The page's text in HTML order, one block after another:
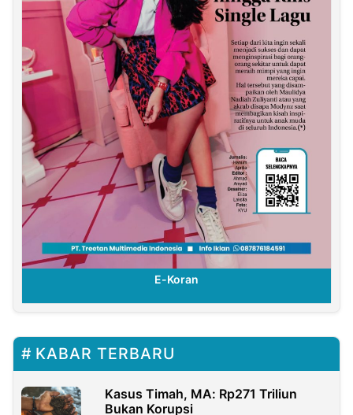
E-Koran
KABAR TERBARU
Kasus Timah, MA: Rp271 Triliun
Bukan Korupsi